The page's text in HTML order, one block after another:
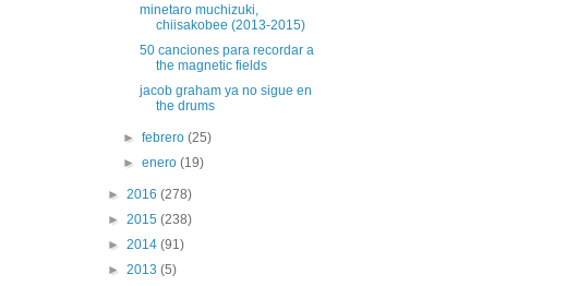
minetaro muchizuki,
chiisakobee (2013-2015)
50 canciones para recordar a
the magnetic fields
jacob graham ya no sigue en
the drums
►febrero(25)
►enero(19)
► 2016 (278)
► 2015 (238)
► 2014 (91)
► 2013 (5)